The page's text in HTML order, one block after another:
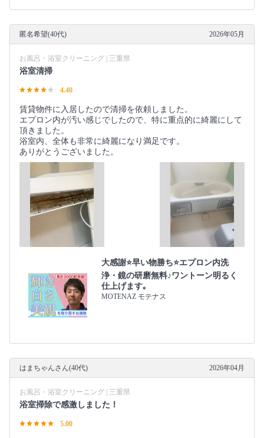
匿名希望(40代) 2026年05月
お風呂・浴室クリーニング | 三重県
浴室清掃
4.40
賃貸物件に入居したので清掃を依頼しました。
エプロン内が汚い感じでしたので、特に重点的に綺麗にして
頂きました。
浴室内、全体も非常に綺麗になり満足です。
ありがとうございました。
大感謝⭐️早い物勝ち⭐️エプロン内洗
浄・鏡の研磨無料♪ワントーン明るく
仕上げます｡
MOTENAZ モテナス
はまちゃんさん(40代) 2026年04月
お風呂・浴室クリーニング | 三重県
浴室掃除で感激しました！
5.00